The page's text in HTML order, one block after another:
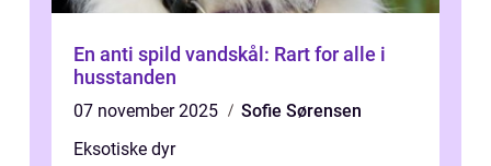
En anti spild vandskål: Rart for alle i
husstanden
07 november 2025
Sofie Sørensen
Eksotiske dyr